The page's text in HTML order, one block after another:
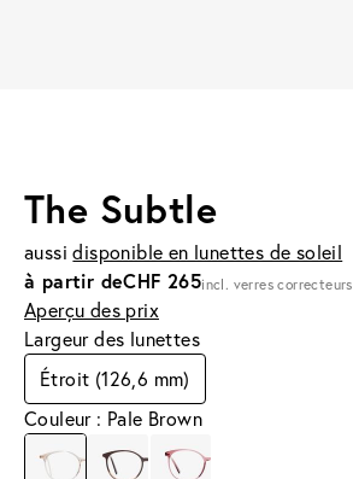
The Subtle
aussidisponible en lunettes de soleil
à partir deCHF 265incl. verres correcteurs
Aperçu des prix
Largeur des lunettes
Étroit (126,6 mm)
Couleur : Pale Brown